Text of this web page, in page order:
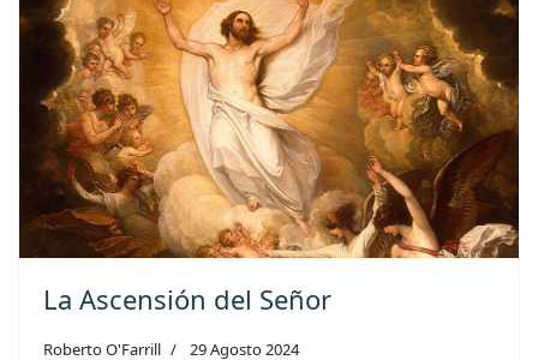
La Ascensión del Señor
Roberto O'Farrill 29 Agosto 2024